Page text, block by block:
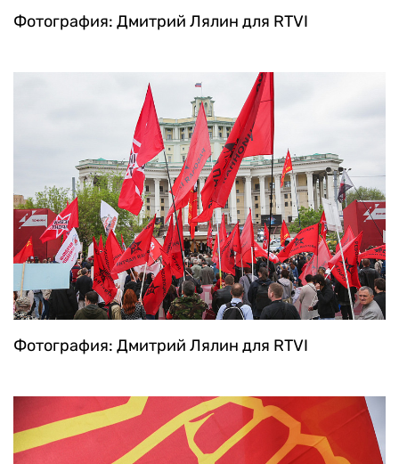
Фотография: Дмитрий Лялин для RTVI
Фотография: Дмитрий Лялин для RTVI